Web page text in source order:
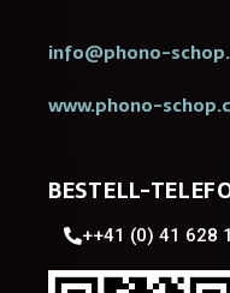
info@phono-
www.phono-
BESTELL-
++41 (0) 41 628